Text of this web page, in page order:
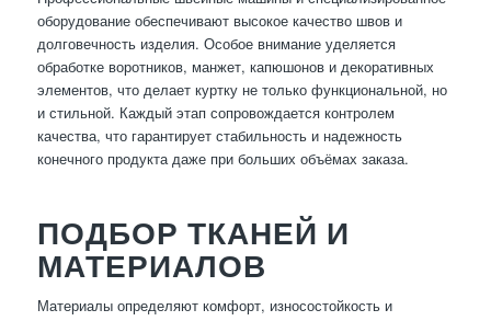
оборудование обеспечивают высокое качество швов и
долговечность изделия. Особое внимание уделяется
обработке воротников, манжет, капюшонов и декоративных
элементов, что делает куртку не только функциональной, но
и стильной. Каждый этап сопровождается контролем
качества, что гарантирует стабильность и надежность
конечного продукта даже при больших объёмах заказа.
ПОДБОР ТКАНЕЙ И
МАТЕРИАЛОВ
Материалы определяют комфорт, износостойкость и